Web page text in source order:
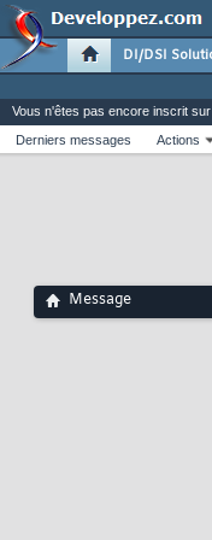
DI/DSI
Vous n'êtes pas encore inscrit
Derniers messages
Actions
Message